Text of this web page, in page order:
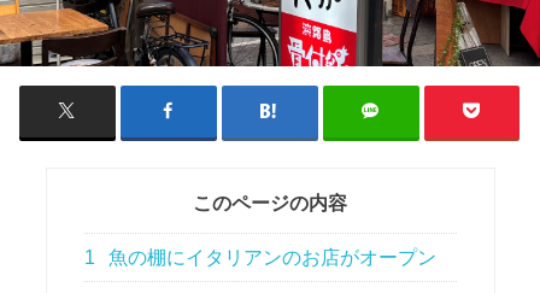
このページの内容
1 魚の棚にイタリアンのお店がオープン